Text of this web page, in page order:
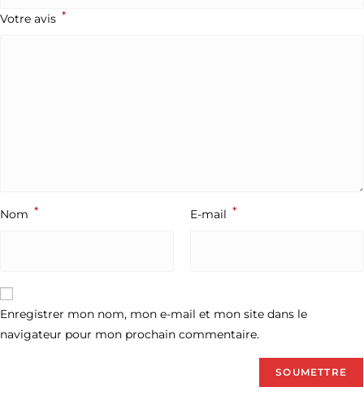
Votre avis *
Nom * E-mail *
Enregistrer mon nom, mon e-mail et mon site dans le
navigateur pour mon prochain commentaire.